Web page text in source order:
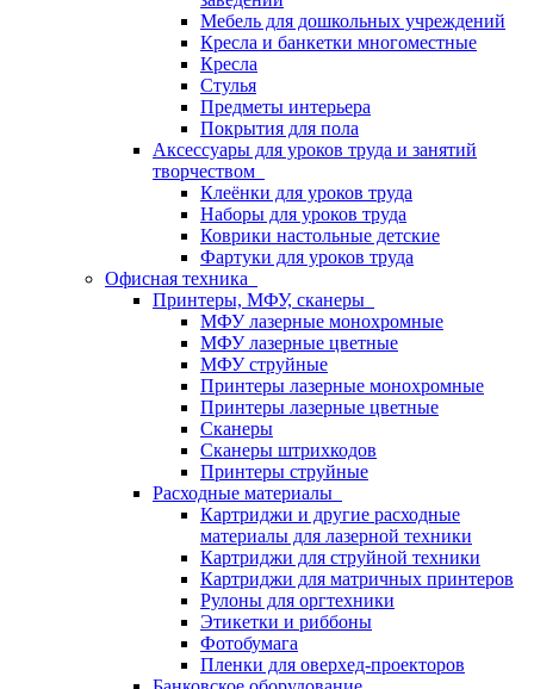
Мебель для дошкольных учреждений
Кресла и банкетки многоместные
Кресла
Стулья
Предметы интерьера
Покрытия для пола
Аксессуары для уроков труда и занятий
творчеством
Клеёнки для уроков труда
Наборы для уроков труда
Коврики настольные детские
Фартуки для уроков труда
Офисная техника
Принтеры, МФУ, сканеры
МФУ лазерные монохромные
МФУ лазерные цветные
МФУ струйные
Принтеры лазерные монохромные
Принтеры лазерные цветные
Сканеры
Сканеры штрихкодов
Принтеры струйные
Расходные материалы
Картриджи и другие расходные
материалы для лазерной техники
Картриджи для струйной техники
Картриджи для матричных принтеров
Рулоны для оргтехники
Этикетки и риббоны
Фотобумага
Пленки для оверхед-проекторов